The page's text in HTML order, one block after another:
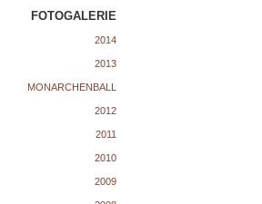
FOTOGALERIE
2014
2013
MONARCHENBALL
2012
2011
2010
2009